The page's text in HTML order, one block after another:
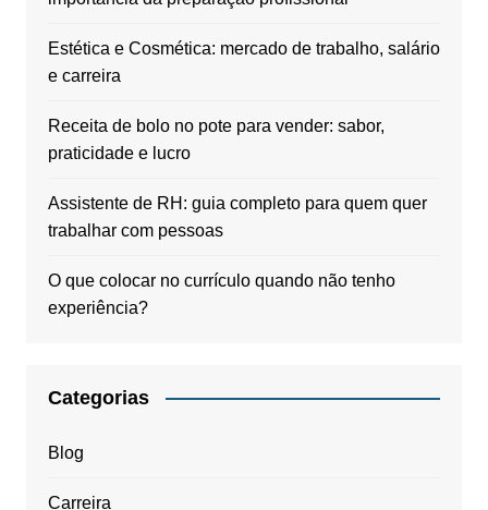
Estética e Cosmética: mercado de trabalho, salário
e carreira
Receita de bolo no pote para vender: sabor,
praticidade e lucro
Assistente de RH: guia completo para quem quer
trabalhar com pessoas
O que colocar no currículo quando não tenho
experiência?
Categorias
Blog
Carreira